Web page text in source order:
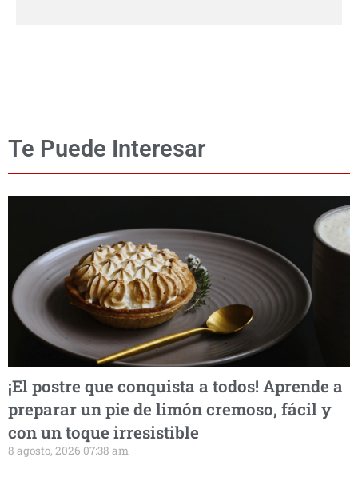
Te Puede Interesar
¡El postre que conquista a todos! Aprende a
preparar un pie de limón cremoso, fácil y
con un toque irresistible
8 agosto, 2026 07:38 am